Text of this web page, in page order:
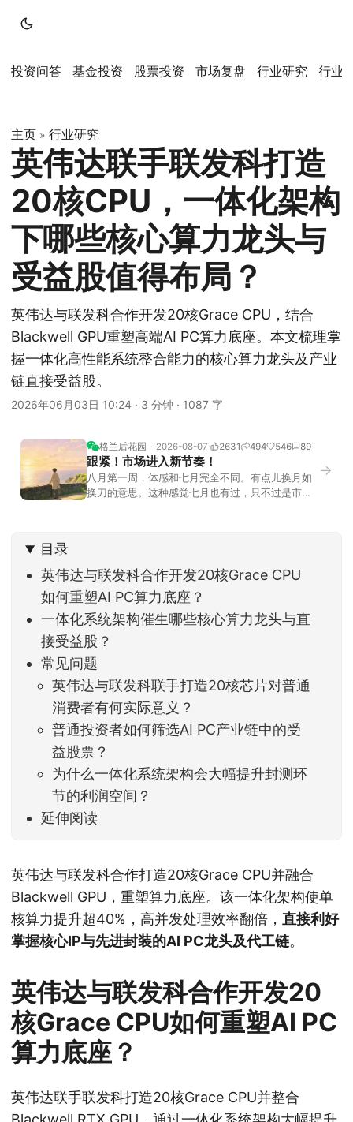
投资问答 基金投资 股票投资 市场复盘 行业研究 行业
主页 » 行业研究
英伟达联手联发科打造
20核CPU，一体化架构
下哪些核心算力龙头与
受益股值得布局？
英伟达与联发科合作开发20核Grace CPU，结合
Blackwell GPU重塑高端AI PC算力底座。本文梳理掌
握一体化高性能系统整合能力的核心算力龙头及产业
链直接受益股。
2026年06月03日 10:24 · 3 分钟 · 1087 字
格兰后花园 2026-08-07 2631 494 546 89
跟紧！市场进入新节奏！
八月第一周，体感和七月完全不同。有点儿换月如
换刀的意思。这种感觉七月也有过，只不过是市场
家感受到了春天般的暖风。指数涨了百点，交易额
回暖到2
→
目录
英伟达与联发科合作开发20核Grace CPU
如何重塑AI PC算力底座？
一体化系统架构催生哪些核心算力龙头与直
接受益股？
常见问题
英伟达与联发科联手打造20核芯片对普通
消费者有何实际意义？
普通投资者如何筛选AI PC产业链中的受
益股票？
为什么一体化系统架构会大幅提升封测环
节的利润空间？
延伸阅读
英伟达与联发科合作打造20核Grace CPU并融合
Blackwell GPU，重塑算力底座。该一体化架构使单
核算力提升超40%，高并发处理效率翻倍， 直接利好
掌握核心IP与先进封装的AI PC龙头及代工链。
英伟达与联发科合作开发20
核Grace CPU如何重塑AI PC
算力底座？
英伟达联手联发科打造20核Grace CPU并整合